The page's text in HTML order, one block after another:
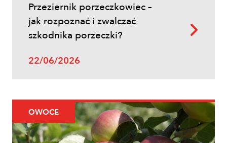
Uprawy polowe
herbicydy wybrać?
Przeziernik porzeczkowiec –
jak rozpoznać i zwalczać
szkodnika porzeczki?
22/06/2026
OWOCE